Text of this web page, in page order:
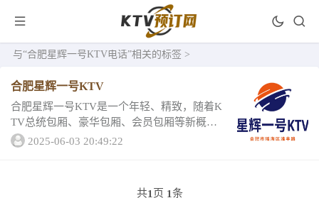
与“合肥星辉一号KTV电话”相关的标签 >
合肥星辉一号KTV
合肥星辉一号KTV是一个年轻、精致，随着K
TV总统包厢、豪华包厢、会员包厢等新概念
的出现，豪华贵宾包厢将在地理位置、面
2025-06-03 20:49:22
共1 页 1条